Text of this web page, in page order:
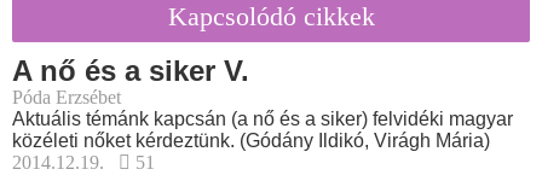
Kapcsolódó cikkek
A nő és a siker V.
Póda Erzsébet
Aktuális témánk kapcsán (a nő és a siker) felvidéki magyar
közéleti nőket kérdeztünk. (Gódány Ildikó, Virágh Mária)
2014.12.19.
51